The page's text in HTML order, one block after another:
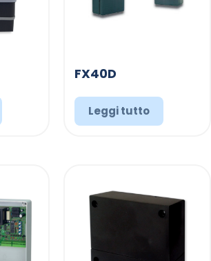
FX40D
Leggi tutto